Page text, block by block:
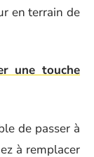
en terrain de
une touche
de passer à
à remplacer